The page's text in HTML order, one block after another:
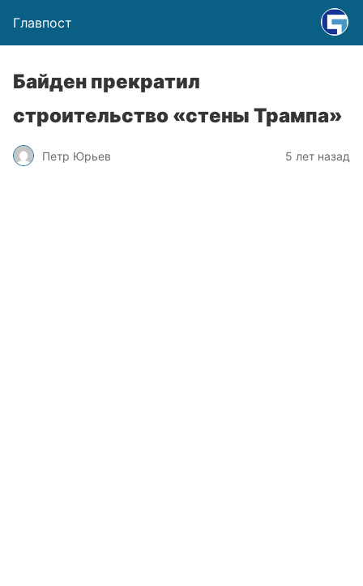
Главпост
Байден прекратил
строительство «стены Трампа»
Петр Юрьев 5 лет назад